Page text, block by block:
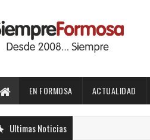
EN FORMOSA ACTUALIDAD
Ultimas Noticias